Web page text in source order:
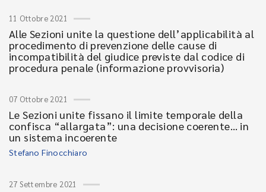
11 Ottobre 2021
Alle Sezioni unite la questione dell’applicabilità al
procedimento di prevenzione delle cause di
incompatibilità del giudice previste dal codice di
procedura penale (informazione provvisoria)
07 Ottobre 2021
Le Sezioni unite fissano il limite temporale della
confisca “allargata”: una decisione coerente… in
un sistema incoerente
Stefano Finocchiaro
27 Settembre 2021